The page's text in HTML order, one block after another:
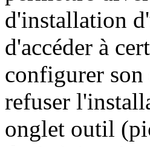
d'installation
d'accéder à
configurer son
refuser
onglet outil